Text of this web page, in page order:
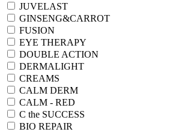
JUVELAST
GINSENG&CARROT
FUSION
EYE THERAPY
DOUBLE ACTION
DERMALIGHT
CREAMS
CALM DERM
CALM - RED
C the SUCCESS
BIO REPAIR